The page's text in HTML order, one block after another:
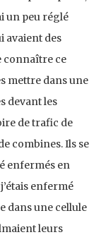
un peu réglé
avaient des
connaître ce
mettre dans une
devant les
de trafic de
combines. Ils se
enfermés en
enfermé
dans une cellule
leurs